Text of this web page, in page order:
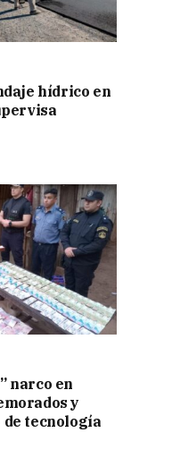
hídrico en
narco en
y
tecnología